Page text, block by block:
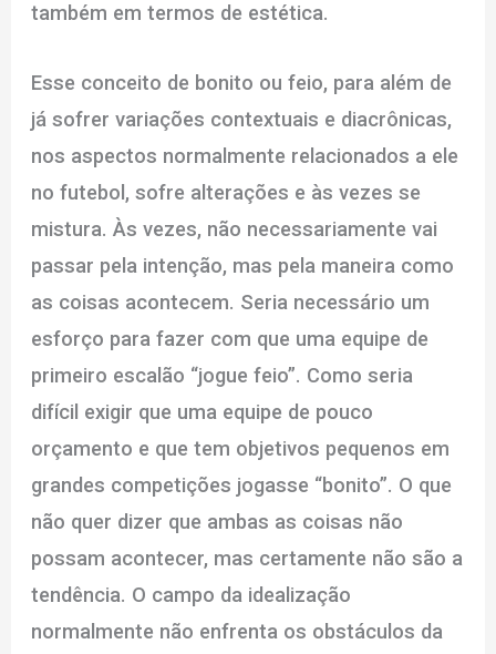
também em termos de estética.
Esse conceito de bonito ou feio, para além de
já sofrer variações contextuais e diacrônicas,
nos aspectos normalmente relacionados a ele
no futebol, sofre alterações e às vezes se
mistura. Às vezes, não necessariamente vai
passar pela intenção, mas pela maneira como
as coisas acontecem. Seria necessário um
esforço para fazer com que uma equipe de
primeiro escalão “jogue feio”. Como seria
difícil exigir que uma equipe de pouco
orçamento e que tem objetivos pequenos em
grandes competições jogasse “bonito”. O que
não quer dizer que ambas as coisas não
possam acontecer, mas certamente não são a
tendência. O campo da idealização
normalmente não enfrenta os obstáculos da